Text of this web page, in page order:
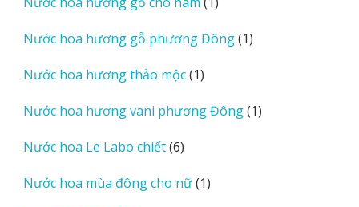
phẩm
Nước hoa hương gỗ phương Đông 11
Nước hoa hương thảo mộc 11
phẩm
Nước hoa hương vani phương Đông 11
Nước hoa Le Labo chiết 66
phẩm
Nước hoa mùa đông cho nữ 11